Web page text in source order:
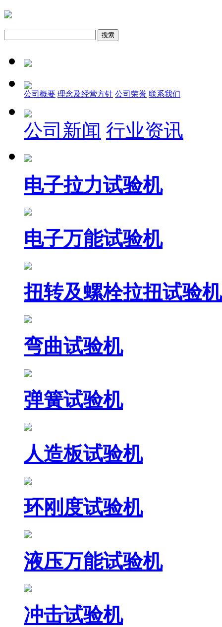
公司概要 理念及经营方针 公司荣誉 联系我们
公司新闻 行业资讯
电子拉力试验机
电子万能试验机
扭转及螺栓拉扭试验机
弯曲试验机
弹簧试验机
人造板试验机
环刚度试验机
液压万能试验机
冲击试验机